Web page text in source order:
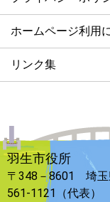
ホームページ利用
リンク集
羽生市役所
〒348－8601 埼
561-1121（代表）